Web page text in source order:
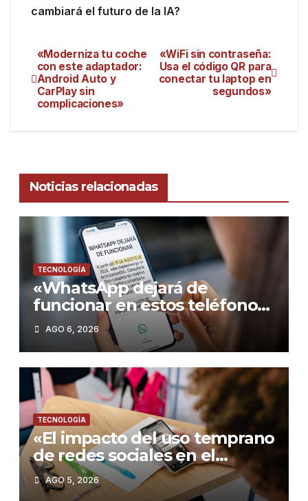
cambiará el futuro de la IA?
«WiFi sin contraseña:
Usa el código QR para
conectar tu laptop en
segundos»
«Moderniza tu coche
con este adaptador:
Android Auto y
CarPlay sin
complicaciones»
Noticias relacionadas
TECNOLOGÍA
«WhatsApp dejará de
funcionar en estos teléfonos
desde el 15 de agosto de
2026: Guía para no quedarte
sin servicio»
AGO 6, 2026
TECNOLOGÍA
«El impacto del uso temprano
de redes sociales en el
rendimiento académico de
los adolescentes»
AGO 5, 2026